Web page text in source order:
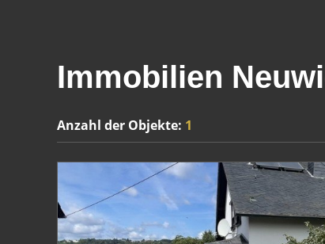
Immobilien
Anzahl der Objekte: 1